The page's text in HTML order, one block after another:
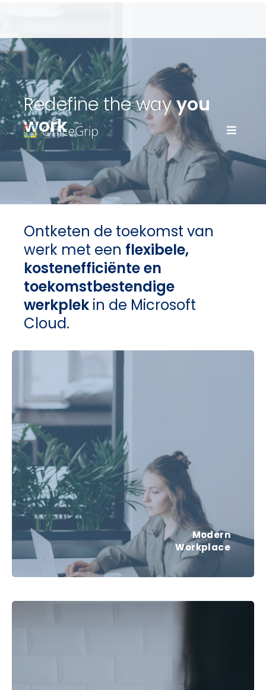
Redefine the wayyou
work
Ontketen de toekomst van
werk met een flexibele,
kostenefficiënte en
toekomstbestendige
werkplek in de Microsoft
Cloud.
Modern
Workplace